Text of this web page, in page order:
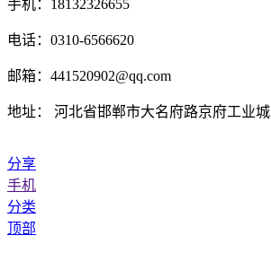
手机：18132326655
电话：0310-6566620
邮箱：441520902@qq.com
地址： 河北省邯郸市大名府路京府工业城
分享
手机
分类
顶部